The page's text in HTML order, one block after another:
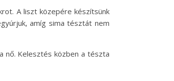
A liszt közepére készítsünk
amíg sima tésztát nem
nő. Kelesztés közben a tészta